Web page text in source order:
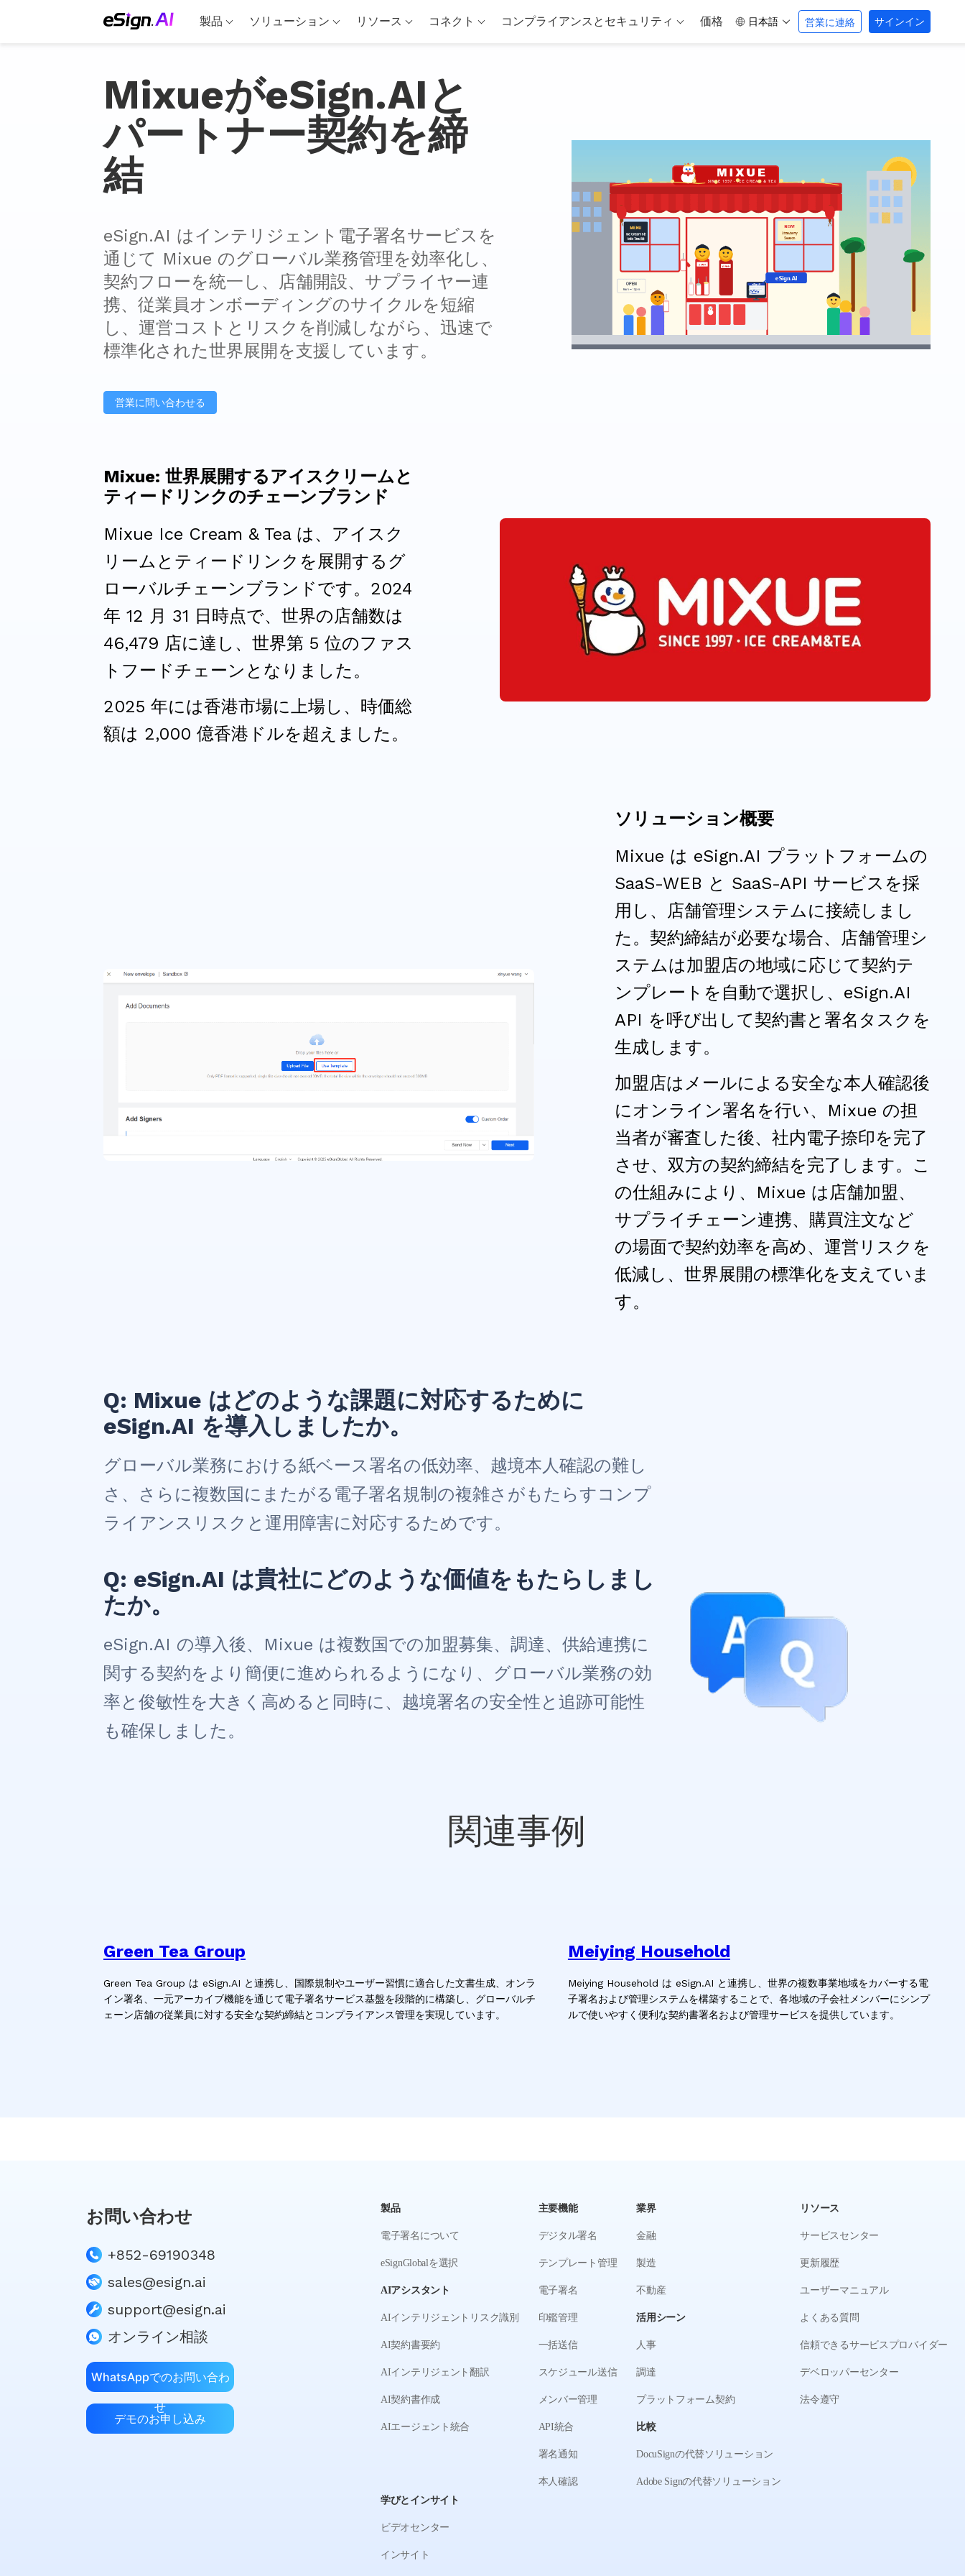
製品 ソリューション リソース コネクト コンプライアンスとセキュリティ 価格 日本語 営業に連絡 サインイン
MixueがeSign.AIと
パートナー契約を締
結
eSign.AI はインテリジェント電子署名サービスを
通じて Mixue のグローバル業務管理を効率化し、
契約フローを統一し、店舗開設、サプライヤー連
携、従業員オンボーディングのサイクルを短縮
し、運営コストとリスクを削減しながら、迅速で
標準化された世界展開を支援しています。
営業に問い合わせる
Mixue: 世界展開するアイスクリームと
ティードリンクのチェーンブランド
Mixue Ice Cream & Tea は、アイスク
リームとティードリンクを展開するグ
ローバルチェーンブランドです。2024
年 12 月 31 日時点で、世界の店舗数は
46,479 店に達し、世界第 5 位のファス
トフードチェーンとなりました。
2025 年には香港市場に上場し、時価総
額は 2,000 億香港ドルを超えました。
ソリューション概要
Mixue は eSign.AI プラットフォームの
SaaS-WEB と SaaS-API サービスを採
用し、店舗管理システムに接続しまし
た。契約締結が必要な場合、店舗管理シ
ステムは加盟店の地域に応じて契約テ
ンプレートを自動で選択し、eSign.AI
API を呼び出して契約書と署名タスクを
生成します。
加盟店はメールによる安全な本人確認後
にオンライン署名を行い、Mixue の担
当者が審査した後、社内電子捺印を完了
させ、双方の契約締結を完了します。こ
の仕組みにより、Mixue は店舗加盟、
サプライチェーン連携、購買注文など
の場面で契約効率を高め、運営リスクを
低減し、世界展開の標準化を支えていま
す。
Q: Mixue はどのような課題に対応するために
eSign.AI を導入しましたか。
グローバル業務における紙ベース署名の低効率、越境本人確認の難し
さ、さらに複数国にまたがる電子署名規制の複雑さがもたらすコンプ
ライアンスリスクと運用障害に対応するためです。
Q: eSign.AI は貴社にどのような価値をもたらしまし
たか。
eSign.AI の導入後、Mixue は複数国での加盟募集、調達、供給連携に
関する契約をより簡便に進められるようになり、グローバル業務の効
率と俊敏性を大きく高めると同時に、越境署名の安全性と追跡可能性
も確保しました。
関連事例
Green Tea Group
Green Tea Group は eSign.AI と連携し、国際規制やユーザー習慣に適合した文書生成、オンラ
イン署名、一元アーカイブ機能を通じて電子署名サービス基盤を段階的に構築し、グローバルチ
ェーン店舗の従業員に対する安全な契約締結とコンプライアンス管理を実現しています。
Meiying Household
Meiying Household は eSign.AI と連携し、世界の複数事業地域をカバーする電
子署名および管理システムを構築することで、各地域の子会社メンバーにシンプ
ルで使いやすく便利な契約書署名および管理サービスを提供しています。
お問い合わせ
+852-69190348
sales@esign.ai
support@esign.ai
オンライン相談
WhatsAppでのお問い合わ
せ
デモのお申し込み
製品
電子署名について
eSignGlobalを選択
AIアシスタント
AIインテリジェントリスク識別
AI契約書要約
AIインテリジェント翻訳
AI契約書作成
AIエージェント統合
主要機能
デジタル署名
テンプレート管理
電子署名
印鑑管理
一括送信
スケジュール送信
メンバー管理
API統合
署名通知
本人確認
業界
金融
製造
不動産
活用シーン
人事
調達
プラットフォーム契約
比較
DocuSignの代替ソリューション
Adobe Signの代替ソリューション
リソース
サービスセンター
更新履歴
ユーザーマニュアル
よくある質問
信頼できるサービスプロバイダー
デベロッパーセンター
法令遵守
学びとインサイト
ビデオセンター
インサイト